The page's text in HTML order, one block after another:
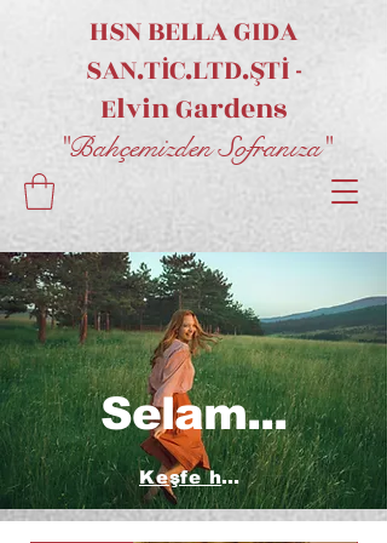
HSN BELLA GIDA
SAN.TİC.LTD.ŞTİ -
ElvinGardens
"Bahçemizden Sofranıza"
Selam...
Keşfe hazırsan tıkla